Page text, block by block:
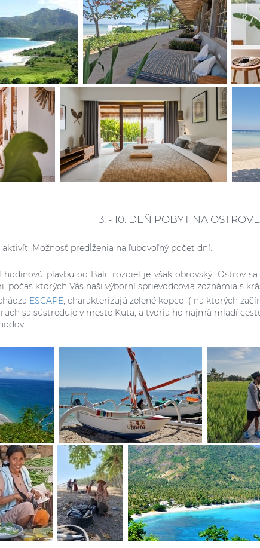
3. - 10. DEŇ POBYT NA
Možnosť predĺženia na ľubovoľný počet dní.
hodinovú plavbu od Bali, rozdiel je však obrovský. Ostrov
počas ktorých Vás naši výborní sprievodcovia zoznámia s
ESCAPE, charakterizujú zelené kopce ( na ktorých
sa sústreduje v meste Kuta, a tvoria ho najmä mladí